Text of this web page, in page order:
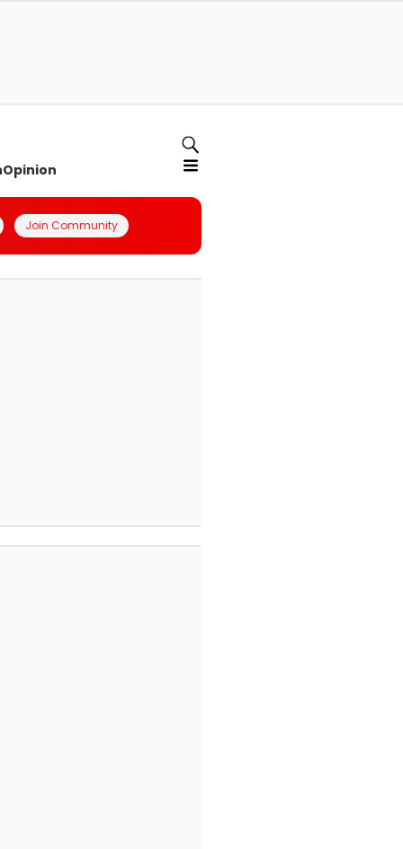
Opinion
Join Community